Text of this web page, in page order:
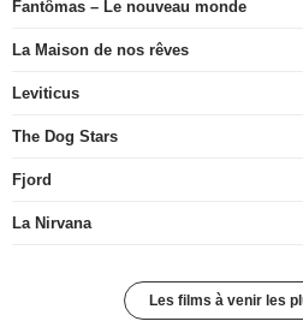
Fantômas – Le nouveau monde
La Maison de nos rêves
Leviticus
The Dog Stars
Fjord
La Nirvana
Les films à venir les